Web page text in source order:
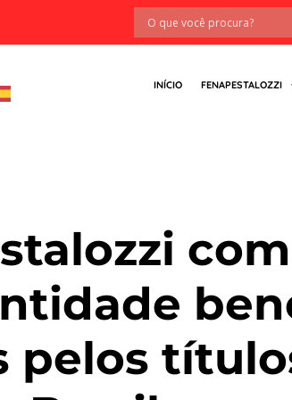
INÍCIO FENAPESTALOZZI
pelos